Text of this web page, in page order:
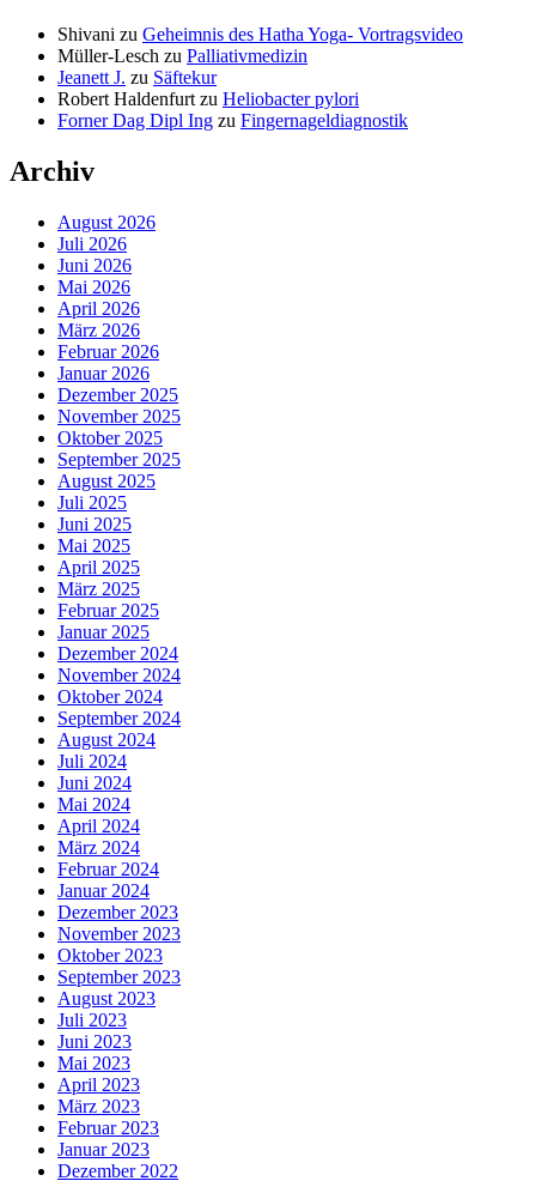
Shivani zu Geheimnis des Hatha Yoga- Vortragsvideo
Müller-Lesch zu Palliativmedizin
Jeanett J. zu Säftekur
Robert Haldenfurt zu Heliobacter pylori
Forner Dag Dipl Ing zu Fingernageldiagnostik
Archiv
August 2026
Juli 2026
Juni 2026
Mai 2026
April 2026
März 2026
Februar 2026
Januar 2026
Dezember 2025
November 2025
Oktober 2025
September 2025
August 2025
Juli 2025
Juni 2025
Mai 2025
April 2025
März 2025
Februar 2025
Januar 2025
Dezember 2024
November 2024
Oktober 2024
September 2024
August 2024
Juli 2024
Juni 2024
Mai 2024
April 2024
März 2024
Februar 2024
Januar 2024
Dezember 2023
November 2023
Oktober 2023
September 2023
August 2023
Juli 2023
Juni 2023
Mai 2023
April 2023
März 2023
Februar 2023
Januar 2023
Dezember 2022